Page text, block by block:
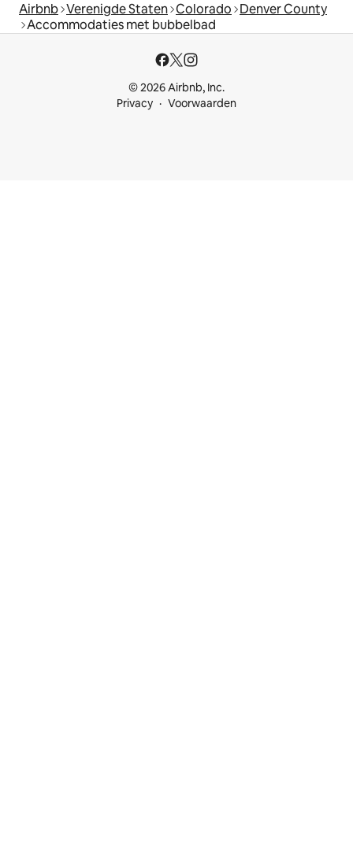
Airbnb Verenigde Staten Colorado Denver County
Accommodaties met bubbelbad
© 2026 Airbnb, Inc.
Privacy
Voorwaarden